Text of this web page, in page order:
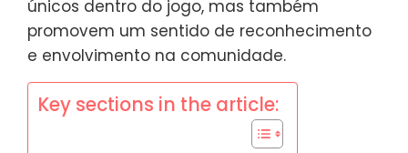
únicos dentro do jogo, mas também
promovem um sentido de reconhecimento
e envolvimento na comunidade.
Key sections in the article: